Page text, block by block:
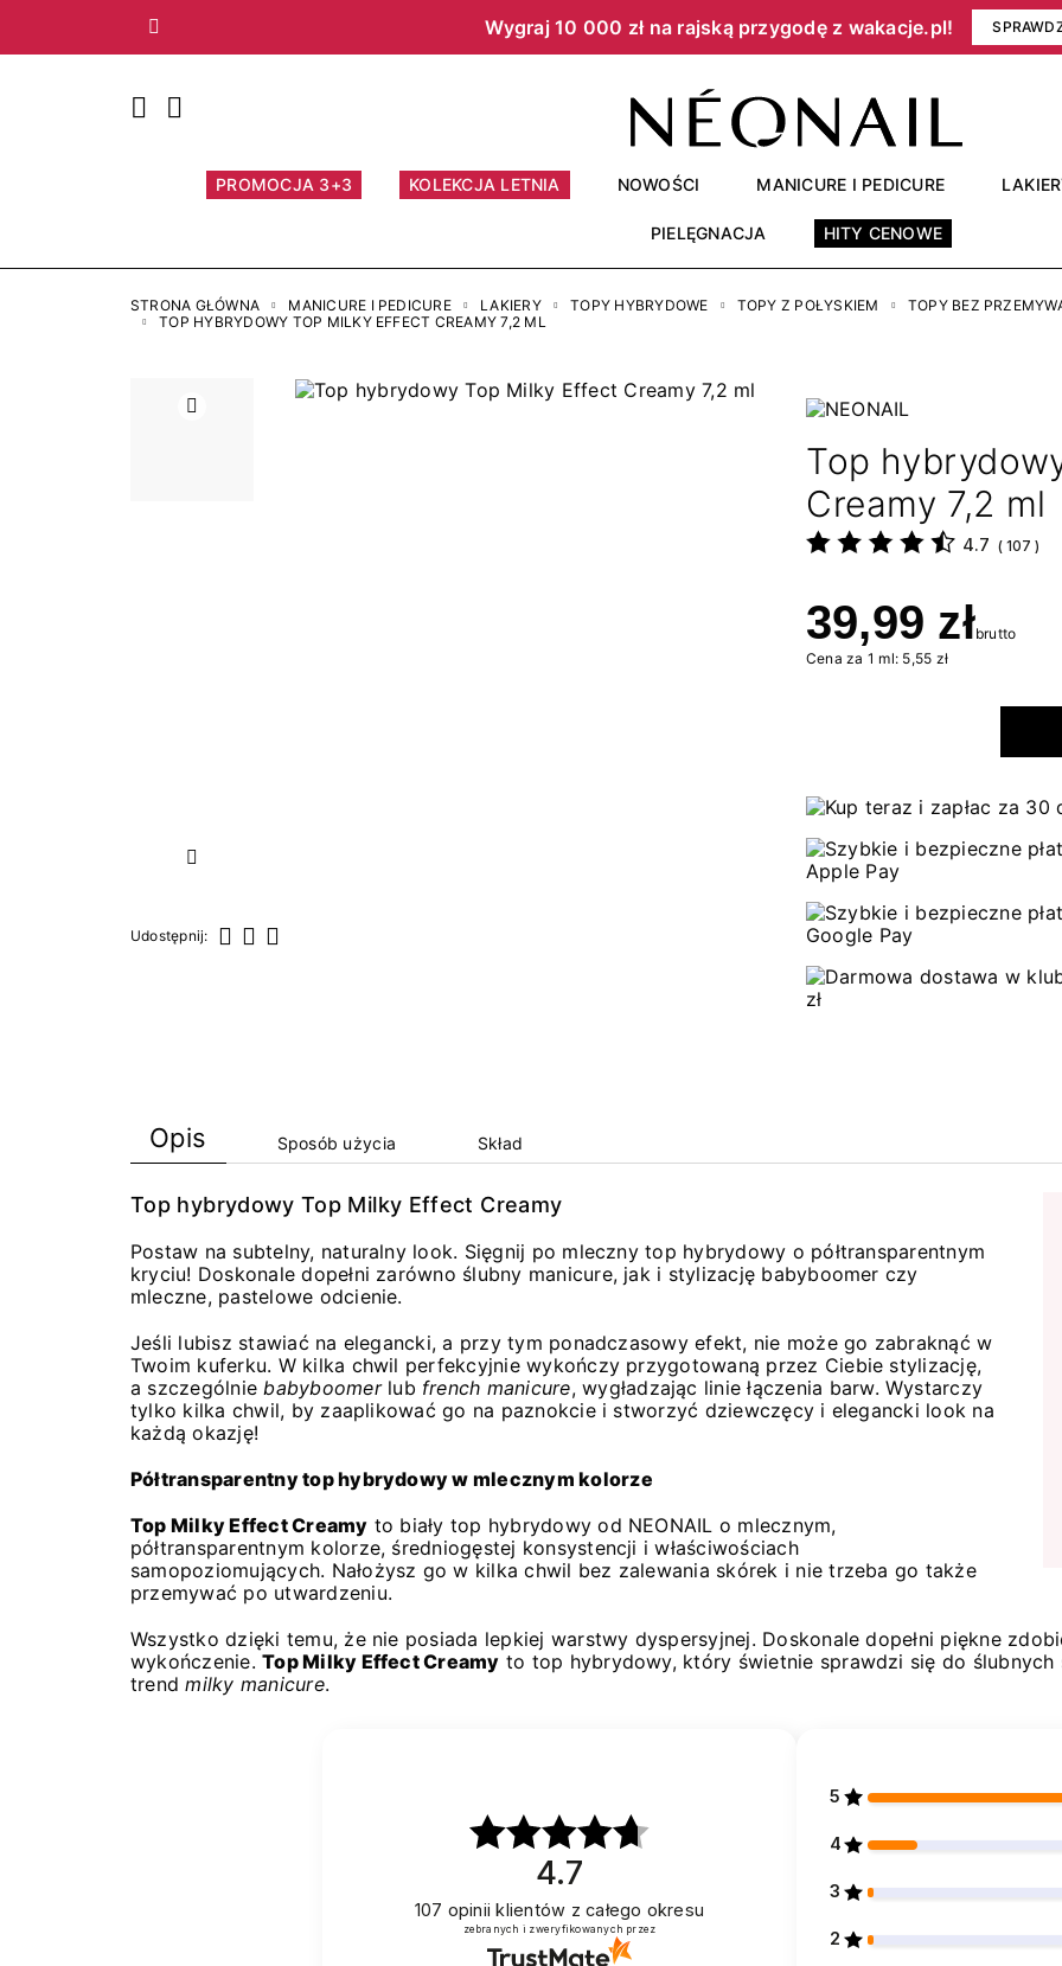
Wygraj 10 000 zł na rajską przygodę z wakacje.pl!​
Poprzedni
PROMOCJA 3+3 KOLEKCJA LETNIA NOWOŚCI MANICURE I PEDICURE
PIELĘGNACJA HITY CENOWE
STRONA GŁÓWNA MANICURE I PEDICURE LAKIERY TOPY HYBRYDOWE TOPY Z POŁYSKIEM
TOPY BEZ
TOP HYBRYDOWY TOP MILKY EFFECT CREAMY 7,2 ML
Poprzedni
Następny
Udostępnij:
Top
Creamy 7,2 ml
4.7 ( 107 )
39,99 złbrutto
Cena za 1 ml: 5,55 zł
Opis Sposób użycia Skład
Top hybrydowy Top Milky Effect Creamy
Postaw na subtelny, naturalny look. Sięgnij po mleczny top hybrydowy o półtransparentnym
kryciu! Doskonale dopełni zarówno ślubny manicure, jak i stylizację babyboomer czy
mleczne, pastelowe odcienie.
Jeśli lubisz stawiać na elegancki, a przy tym ponadczasowy efekt, nie może go zabraknąć w
Twoim kuferku. W kilka chwil perfekcyjnie wykończy przygotowaną przez Ciebie stylizację,
a szczególnie babyboomerlub french manicure, wygładzając linie łączenia barw. Wystarczy
tylko kilka chwil, by zaaplikować go na paznokcie i stworzyć dziewczęcy i elegancki look na
każdą okazję!
Półtransparentny top hybrydowy w mlecznym kolorze
Top Milky Effect Creamy to biały top hybrydowy od NEONAIL o mlecznym,
półtransparentnym kolorze, średniogęstej konsystencji i właściwościach
samopoziomujących. Nałożysz go w kilka chwil bez zalewania skórek i nie trzeba go także
przemywać po utwardzeniu.
Wszystko dzięki temu, że nie posiada lepkiej warstwy dyspersyjnej. Doskonale dopełni piękne
wykończenie.Top Milky Effect Creamy to top hybrydowy, który świetnie sprawdzi się do
trendmilky manicure.
4.7
107 opinii klientów z całego okresu
zebranych i zweryfikowanych przez
5
4
3
2